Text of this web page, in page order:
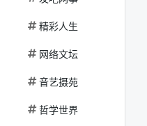
精彩人生
网络文坛
音艺摄苑
哲学世界